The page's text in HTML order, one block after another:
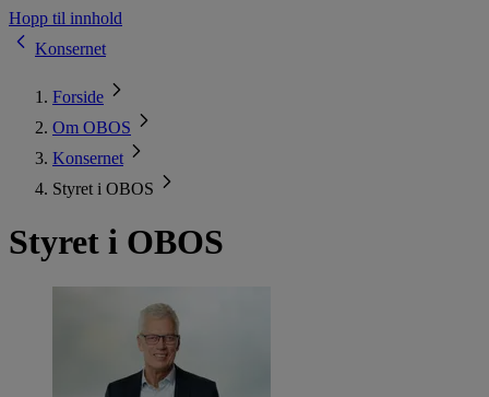
Hopp til innhold
Konsernet
Forside
Om OBOS
Konsernet
Styret i OBOS
Styret i OBOS